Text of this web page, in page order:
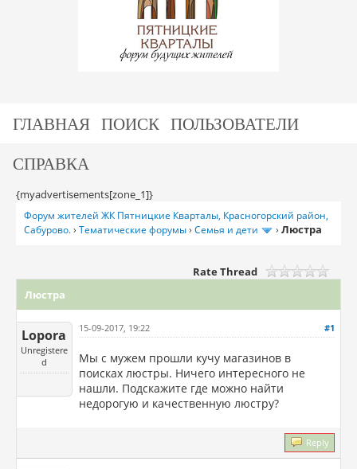
ГЛАВНАЯ ПОИСК ПОЛЬЗОВАТЕЛИ
СПРАВКА
{myadvertisements[zone_1]}
Форум жителей ЖК Пятницкие Кварталы, Красногорский район,
Сабурово.› Тематические форумы› Семья и дети › Люстра
Rate Thread
Люстра
Lopora
Unregistere
d
#1
15-09-2017, 19:22
Мы с мужем прошли кучу магазинов в
поисках люстры. Ничего интересного не
нашли. Подскажите где можно найти
недорогую и качественную люстру?
Reply